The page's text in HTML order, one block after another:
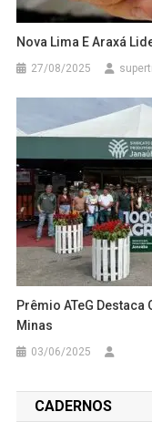
Nova Lima E Araxá
27/08/2025
Prêmio ATeG Destaca
Minas
03/06/2025
CADERNOS